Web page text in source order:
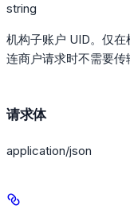
string
机构子账户 UID。仅
连商户请求时不需要传
请求体
application/json